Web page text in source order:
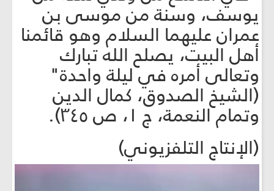
يوسف، وسنة من موسى بن
عمران عليهما السلام وهو قائمنا
أهل البيت، يصلح الله تبارك
وتعالى أمره في ليلة واحدة"
(الشيخ الصدوق، كمال الدين
وتمام النعمة، ج ١، ص ٣٤٥).
(الإنتاج التلفزيوني)